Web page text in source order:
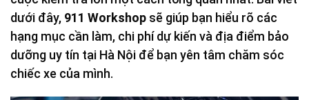
dưới đây, 911 Workshop sẽ giúp bạn hiểu rõ các
hạng mục cần làm, chi phí dự kiến và địa điểm bảo
dưỡng uy tín tại Hà Nội để bạn yên tâm chăm sóc
chiếc xe của mình.